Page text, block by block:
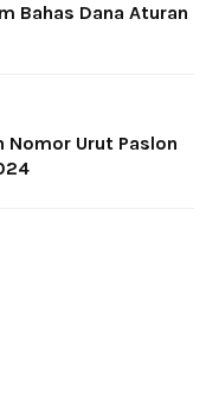
Bahas Dana Aturan
Nomor Urut Paslon